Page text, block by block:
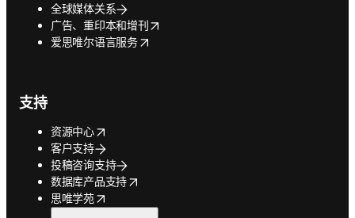
全球媒体关系
广告、重印本和增刊
opens in new tab/window
爱思唯尔语言服务
opens in new tab/window
支持
资源中心
opens in new tab/window
客户支持
投稿咨询支持
数据库产品支持
opens in new tab/window
思唯学苑
opens in new tab/window